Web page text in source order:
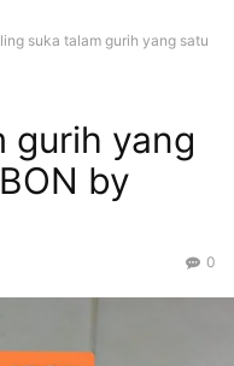
suka talam gurih yang satu
gurih yang
by
0